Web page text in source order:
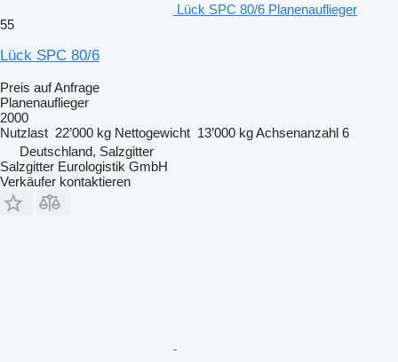
Lück SPC 80/6 Planenauflieger
55
Lück SPC 80/6
Preis auf Anfrage
Planenauflieger
2000
Nutzlast 22’000 kg Nettogewicht 13’000 kgAchsenanzahl 6
Deutschland, Salzgitter
Salzgitter Eurologistik GmbH
Verkäufer kontaktieren